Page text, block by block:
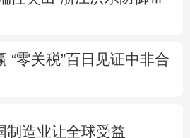
“零关税”百日见证中非合
制造业让全球受益